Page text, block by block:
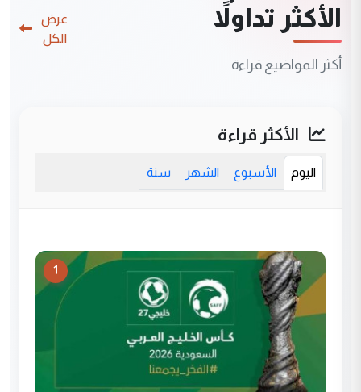
الأكثر تداولاً
أكثر المواضيع قراءة
عرض
الكل
الأكثر قراءة
اليوم الأسبوع الشهر سنة
1